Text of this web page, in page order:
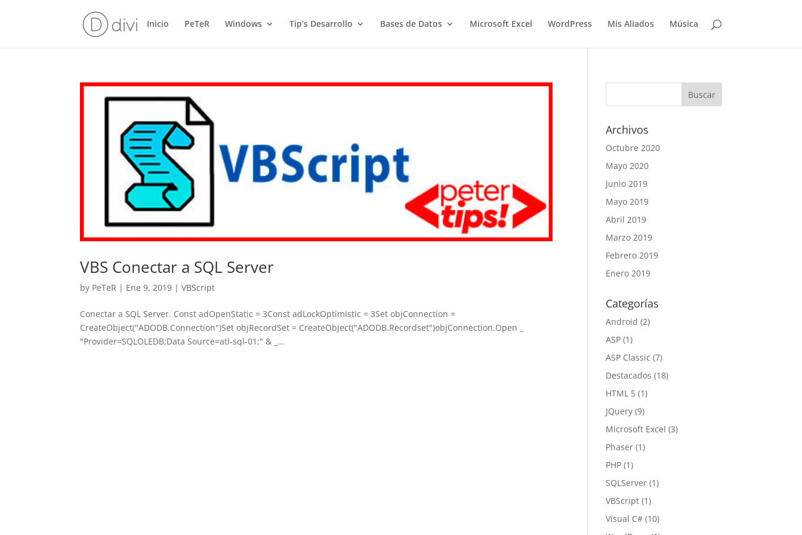
Inicio PeTeR Windows Tip’s Desarrollo Bases de Datos Microsoft Excel WordPress Mis Aliados Música
VBS Conectar a SQL Server
by PeTeR | Ene 9, 2019 |VBScript
Conectar a SQL Server. Const adOpenStatic = 3Const adLockOptimistic = 3Set objConnection =
CreateObject("ADODB.Connection")Set objRecordSet = CreateObject("ADODB.Recordset")objConnection.Open _
"Provider=SQLOLEDB;Data Source=atl-sql-01;" & _...
Archivos
Octubre 2020
Mayo 2020
Junio 2019
Mayo 2019
Abril 2019
Marzo 2019
Febrero 2019
Enero 2019
Categorías
Android (2)
ASP (1)
ASP Classic (7)
Destacados (18)
HTML 5 (1)
JQuery (9)
Microsoft Excel (3)
Phaser (1)
PHP (1)
SQLServer (1)
VBScript (1)
Visual C# (10)